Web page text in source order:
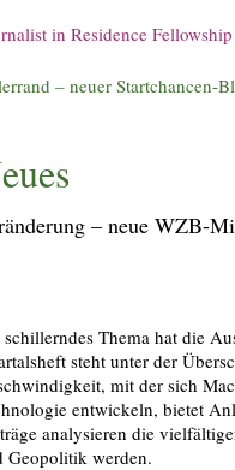
in Residence Fellowship
– neuer Startchancen-
– neue WZB-
Thema hat die
steht unter der
mit der sich
entwickeln, bietet
analysieren die
Geopolitik werden.